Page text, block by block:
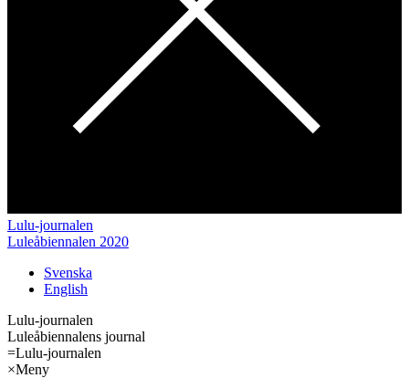
Lulu-journalen
Luleåbiennalen 2020
Svenska
English
Lulu-journalen
Luleåbiennalens journal
=Lulu-journalen
×Meny